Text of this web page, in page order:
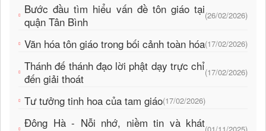
Bước đầu tìm hiểu vấn đề tôn giáo tại
quận Tân Bình
(26/02/2026)
Văn hóa tôn giáo trong bối cảnh toàn hóa(17/02/2026)
Thánh đế thánh đạo lời phật dạy trực chỉ
đến giải thoát
(17/02/2026)
Tư tưởng tinh hoa của tam giáo(17/02/2026)
Đông Hà - Nỗi nhớ, niềm tin và khát